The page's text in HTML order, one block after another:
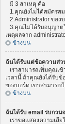
มี 3 สาเหตุ คือ
1.คุณยังไม่ได้สมัครสม
2.Administrator ขอ
3.คุณไม่ได้รับอนุญาต
เหตุผลจาก
ข้างบน
ฉันได้รับแต่ข้อความส่ว
เราสามารถเพิ่มคุณเ
เวลานี้ ถ้าคุณยังได้รับ
ของบอร์ด เขาสามารถ
ข้างบน
ฉันได้รับ email รบกวน
เราขอแสดงความเสี